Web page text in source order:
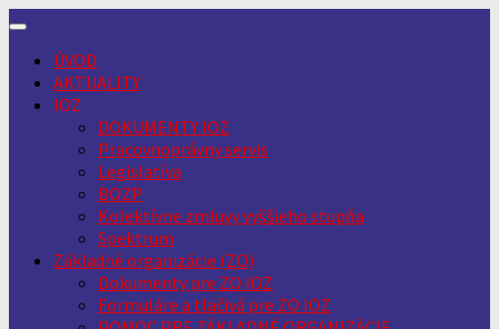
Skip
contentÚVOD
AKTUALITY
IOZ
DOKUMENTY IOZ
Pracovnoprávny servis
Legislatíva
BOZP
Kolektívne zmluvy vyššieho stupňa
Spektrum
Základné organizácie (ZO)
Dokumenty pre ZO IOZ
Formuláre a tlačivá pre ZO IOZ